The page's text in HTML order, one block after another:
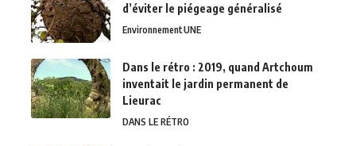
d’éviter le piégeage généralisé
EnvironnementUNE
Dans le rétro : 2019, quand Artchoum
inventait le jardin permanent de
Lieurac
DANS LE RÉTRO